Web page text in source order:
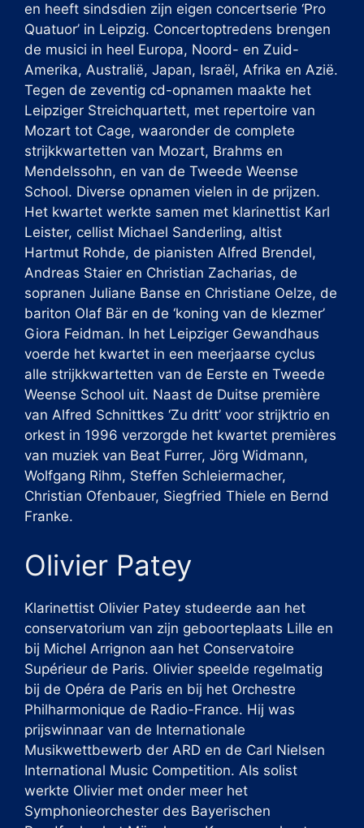
en heeft sindsdien zijn eigen concertserie ‘Pro
Quatuor’ in Leipzig. Concertoptredens brengen
de musici in heel Europa, Noord- en Zuid-
Amerika, Australië, Japan, Israël, Afrika en Azië.
Tegen de zeventig cd-opnamen maakte het
Leipziger Streichquartett, met repertoire van
Mozart tot Cage, waaronder de complete
strijkkwartetten van Mozart, Brahms en
Mendelssohn, en van de Tweede Weense
School. Diverse opnamen vielen in de prijzen.
Het kwartet werkte samen met klarinettist Karl
Leister, cellist Michael Sanderling, altist
Hartmut Rohde, de pianisten Alfred Brendel,
Andreas Staier en Christian Zacharias, de
sopranen Juliane Banse en Christiane Oelze, de
bariton Olaf Bär en de ‘koning van de klezmer’
Giora Feidman. In het Leipziger Gewandhaus
voerde het kwartet in een meerjaarse cyclus
alle strijkkwartetten van de Eerste en Tweede
Weense School uit. Naast de Duitse première
van Alfred Schnittkes ‘Zu dritt’ voor strijktrio en
orkest in 1996 verzorgde het kwartet premières
van muziek van Beat Furrer, Jörg Widmann,
Wolfgang Rihm, Steffen Schleiermacher,
Christian Ofenbauer, Siegfried Thiele en Bernd
Franke.
Olivier Patey
Klarinettist Olivier Patey studeerde aan het
conservatorium van zijn geboorteplaats Lille en
bij Michel Arrignon aan het Conservatoire
Supérieur de Paris. Olivier speelde regelmatig
bij de Opéra de Paris en bij het Orchestre
Philharmonique de Radio-France. Hij was
prijswinnaar van de Internationale
Musikwettbewerb der ARD en de Carl Nielsen
International Music Competition. Als solist
werkte Olivier met onder meer het
Symphonieorchester des Bayerischen